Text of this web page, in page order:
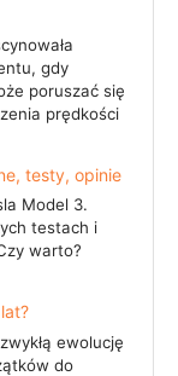
gdy
poruszać się
prędkości
testy, opinie
Model 3.
testach i
warto?
ewolucję
do